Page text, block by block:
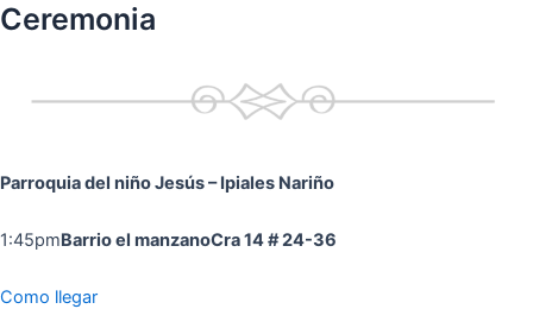
Ceremonia
Parroquia del niño Jesús– Ipiales Nariño
1:45pmBarrio el manzanoCra 14 # 24-36
Como llegar